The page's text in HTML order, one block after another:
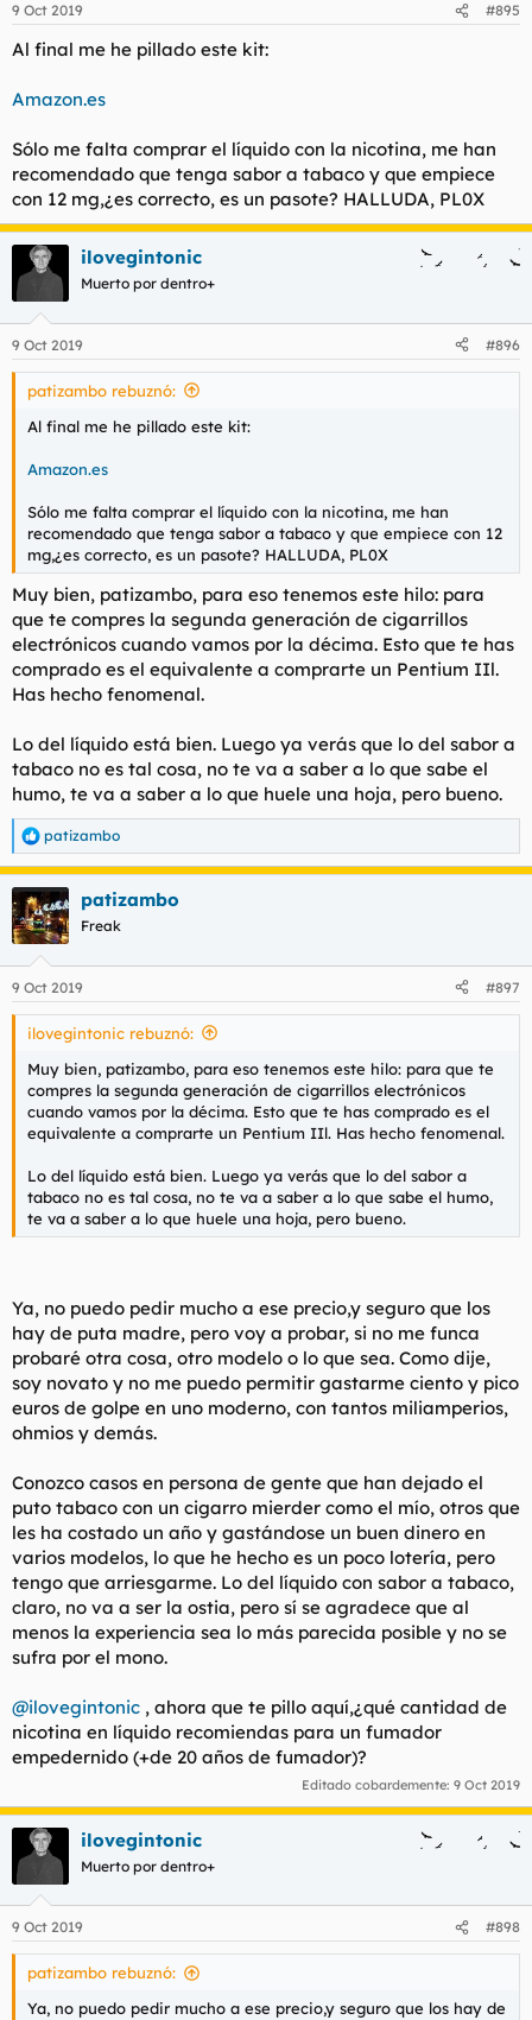
9 Oct 2019 #895
Al final me he pillado este kit:
Amazon.es
Sólo me falta comprar el líquido con la nicotina, me han
recomendado que tenga sabor a tabaco y que empiece
con 12 mg,¿es correcto, es un pasote? HALLUDA, PL0X
ilovegintonic
Muerto por dentro+
9 Oct 2019 #896
patizambo rebuznó:
Al final me he pillado este kit:
Amazon.es
Sólo me falta comprar el líquido con la nicotina, me han
recomendado que tenga sabor a tabaco y que empiece con 12
mg,¿es correcto, es un pasote? HALLUDA, PL0X
Muy bien, patizambo, para eso tenemos este hilo: para
que te compres la segunda generación de cigarrillos
electrónicos cuando vamos por la décima. Esto que te has
comprado es el equivalente a comprarte un Pentium IIl.
Has hecho fenomenal.
Lo del líquido está bien. Luego ya verás que lo del sabor a
tabaco no es tal cosa, no te va a saber a lo que sabe el
humo, te va a saber a lo que huele una hoja, pero bueno.
R
e
a
c
c
i
e
s
patizambo
patizambo
Freak
9 Oct 2019 #897
ilovegintonic rebuznó:
Muy bien, patizambo, para eso tenemos este hilo: para que te
compres la segunda generación de cigarrillos electrónicos
cuando vamos por la décima. Esto que te has comprado es el
equivalente a comprarte un Pentium IIl. Has hecho fenomenal.
Lo del líquido está bien. Luego ya verás que lo del sabor a
tabaco no es tal cosa, no te va a saber a lo que sabe el humo,
te va a saber a lo que huele una hoja, pero bueno.
Ya, no puedo pedir mucho a ese precio,y seguro que los
hay de puta madre, pero voy a probar, si no me funca
probaré otra cosa, otro modelo o lo que sea. Como dije,
soy novato y no me puedo permitir gastarme ciento y pico
euros de golpe en uno moderno, con tantos miliamperios,
ohmios y demás.
Conozco casos en persona de gente que han dejado el
puto tabaco con un cigarro mierder como el mío, otros que
les ha costado un año y gastándose un buen dinero en
varios modelos, lo que he hecho es un poco lotería, pero
tengo que arriesgarme. Lo del líquido con sabor a tabaco,
claro, no va a ser la ostia, pero sí se agradece que al
menos la experiencia sea lo más parecida posible y no se
sufra por el mono.
@ilovegintonic , ahora que te pillo aquí,¿qué cantidad de
nicotina en líquido recomiendas para un fumador
empedernido (+de 20 años de fumador)?
Editado cobardemente: 9 Oct 2019
ilovegintonic
Muerto por dentro+
9 Oct 2019 #898
patizambo rebuznó:
Ya, no puedo pedir mucho a ese precio,y seguro que los hay de